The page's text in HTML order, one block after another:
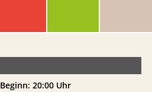
Beginn: 20:00 Uhr